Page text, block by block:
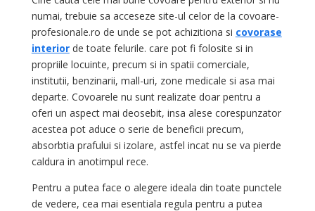
numai, trebuie sa acceseze site-ul celor de la covoare-
profesionale.ro de unde se pot achizitiona si covorase
interiorde toate felurile. care pot fi folosite si in
propriile locuinte, precum si in spatii comerciale,
institutii, benzinarii, mall-uri, zone medicale si asa mai
departe. Covoarele nu sunt realizate doar pentru a
oferi un aspect mai deosebit, insa alese corespunzator
acestea pot aduce o serie de beneficii precum,
absorbtia prafului si izolare, astfel incat nu se va pierde
caldura in anotimpul rece.
Pentru a putea face o alegere ideala din toate punctele
de vedere, cea mai esentiala regula pentru a putea